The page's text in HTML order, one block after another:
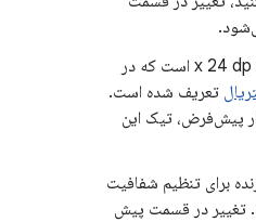
مقدار پیش‌فرض 24 x 24 dp است که در
تعریف شده است.
پیش‌فرض، تیک این
برای تنظیم شفافیت
تغییر در قسمت پیش